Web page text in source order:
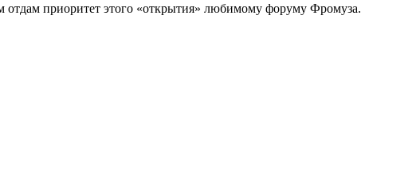
отдам приоритет этого «открытия» любимому форуму Фромуза.